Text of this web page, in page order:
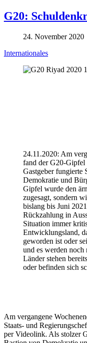
G20:
24. November 2020
Internationales
24.11.2020: Am
fand der G20-
Gastgeber fungierte
Demokratie und
Gipfel wurde den
zugesagt, sondern
bislang bis Juni
Rückzahlung in
Situation immer
Entwicklungsland,
geworden ist oder
und es werden
Länder stehen
oder befinden sich
Am vergangene
Staats- und
per Videolink. Als stolzer